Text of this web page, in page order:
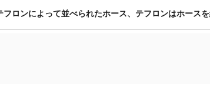
フロンによって並べられたホース、テフロンはホース